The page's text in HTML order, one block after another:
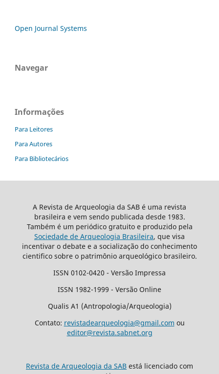
Open Journal Systems
Navegar
Informações
Para Leitores
Para Autores
Para Bibliotecários
A Revista de Arqueologia da SAB é uma revista
brasileira e vem sendo publicada desde 1983.
Também é um periódico gratuito e produzido pela
Sociedade de Arqueologia Brasileira, que visa
incentivar o debate e a socialização do conhecimento
cientifico sobre o patrimônio arqueológico brasileiro.
ISSN 0102-0420 - Versão Impressa
ISSN 1982-1999 - Versão Online
Qualis A1 (Antropologia/Arqueologia)
Contato: revistadearqueologia@gmail.com ou
editor@revista.sabnet.org
Revista de Arqueologia da SAB está licenciado com